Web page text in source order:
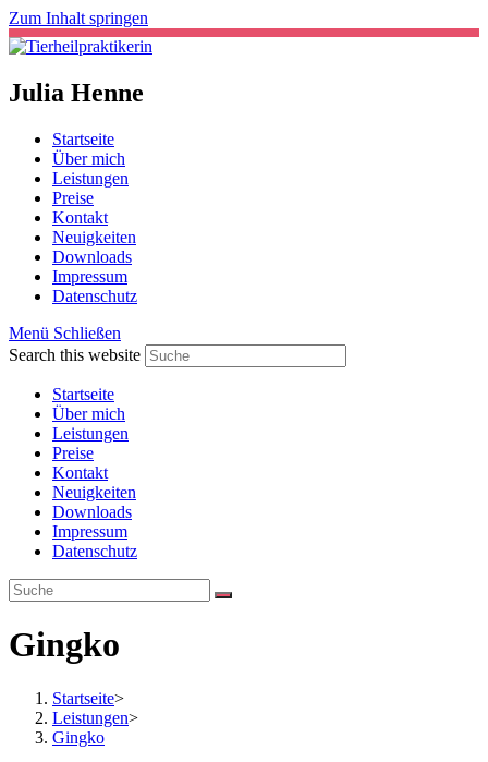
Zum Inhalt springen
Julia Henne
Startseite
Über mich
Leistungen
Preise
Kontakt
Neuigkeiten
Downloads
Impressum
Datenschutz
Menü Schließen
Search this website
Startseite
Über mich
Leistungen
Preise
Kontakt
Neuigkeiten
Downloads
Impressum
Datenschutz
Gingko
Startseite>
Leistungen>
Gingko